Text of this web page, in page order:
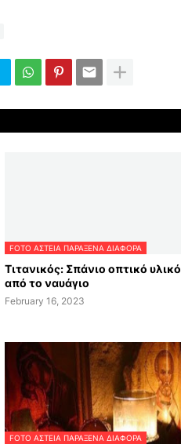
FOTO ΑΣΤΕΙΑ ΠΑΡΑΞΕΝΑ ΔΙΑΦΟΡΑ
Τιτανικός: Σπάνιο οπτικό υλικό
από το ναυάγιο
February 16, 2023
FOTO ΑΣΤΕΙΑ ΠΑΡΑΞΕΝΑ ΔΙΑΦΟΡΑ